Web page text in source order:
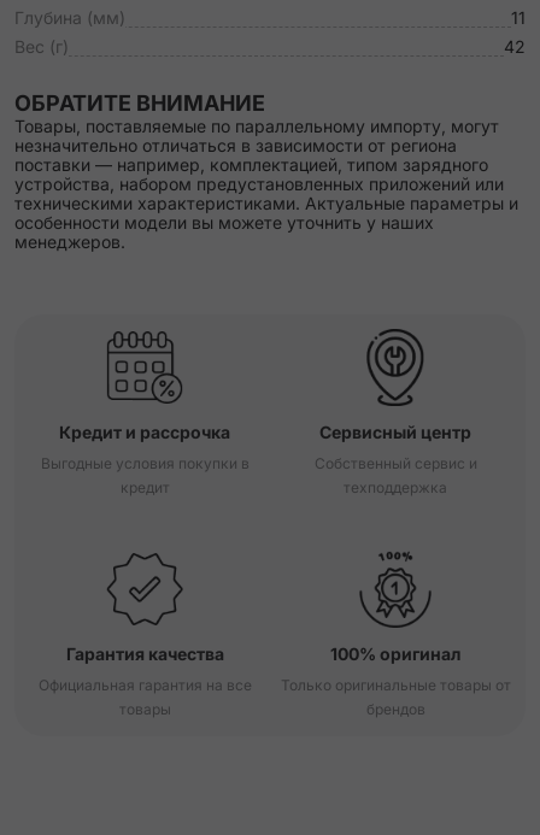
Глубина (мм)
11
Вес (г)
42
ОБРАТИТЕ ВНИМАНИЕ
Товары, поставляемые по параллельному импорту, могут
незначительно отличаться в зависимости от региона
поставки — например, комплектацией, типом зарядного
устройства, набором предустановленных приложений или
техническими характеристиками. Актуальные параметры и
особенности модели вы можете уточнить у наших
менеджеров.
Кредит и рассрочка
Выгодные условия покупки в
кредит
Сервисный центр
Собственный сервис и
техподдержка
Гарантия качества
Официальная гарантия на все
товары
100% оригинал
Только оригинальные товары от
брендов